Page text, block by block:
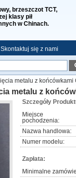
brzeszczot TCT,
klasy pił
w Chinach.
Skontaktuj się z nami
metalu z końcówkami
metalu z
Szczegóły
Miejsce
pochodzenia:
Nazwa handlowa:
Numer modelu:
Zapłata:
Minimalne